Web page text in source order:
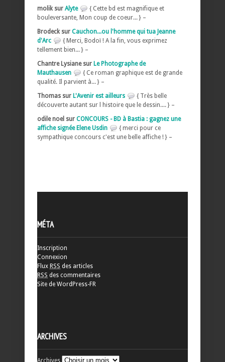
molik sur Alyte
{ Cette bd est magnifique et
bouleversante, Mon coup de coeur... } –
Brodeck sur Cauchon...ou l'homme qui tua Jeanne
d'Arc
{ Merci, Bodoï ! A la fin, vous exprimez
tellement bien... } –
Chantre Lysiane sur Le Photographe de
Mauthausen
{ Ce roman graphique est de grande
qualité. Il parvient à... } –
Thomas sur L'Avenir est ailleurs
{ Très belle
découverte autant sur l histoire que le dessin.... } –
odile noel sur CONCOURS - BD à Bastia : gagnez une
affiche signée Elene Usdin
{ merci pour ce
sympathique concours c'est une belle affiche ! } –
MÉTA
Inscription
Connexion
Flux RSS des articles
RSS des commentaires
Site de WordPress-FR
ARCHIVES